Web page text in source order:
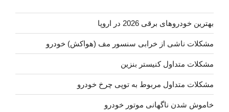
بهترین خودروهای برقی 2026 در اروپا
مشکلات ناشی از خرابی سنسور مف (هواکش) خودرو
مشکلات متداول کنیستر بنزین
مشکلات متداول مربوط به توپی چرخ خودرو
خاموش شدن ناگهانی موتور خودرو